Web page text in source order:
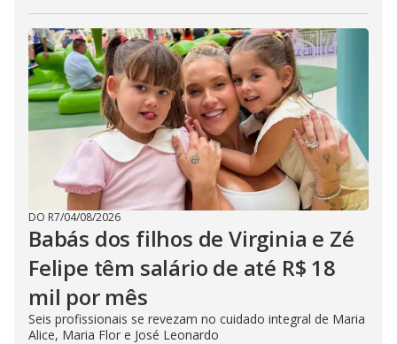
DO R7/04/08/2026
Babás dos filhos de Virginia e Zé
Felipe têm salário de até R$ 18
mil por mês
Seis profissionais se revezam no cuidado integral de Maria
Alice, Maria Flor e José Leonardo